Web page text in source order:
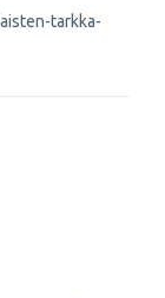
tarkka-